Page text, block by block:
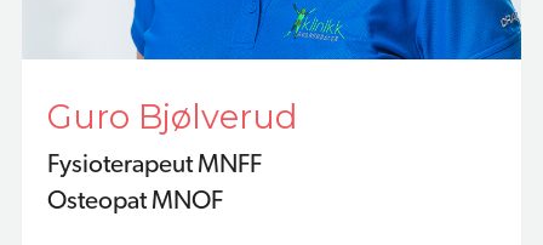
Guro Bjølverud
Fysioterapeut MNFF
Osteopat MNOF